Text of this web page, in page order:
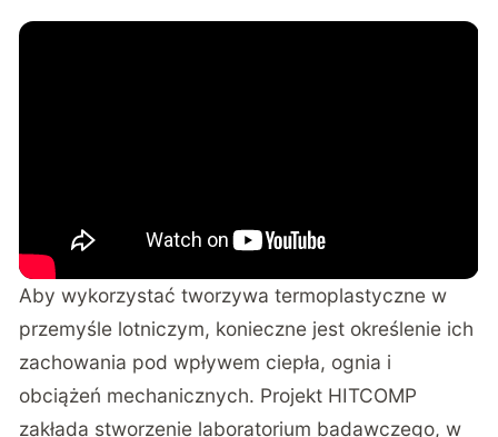
Aby wykorzystać tworzywa termoplastyczne w
przemyśle lotniczym, konieczne jest określenie ich
zachowania pod wpływem ciepła, ognia i
obciążeń mechanicznych. Projekt HITCOMP
zakłada stworzenie laboratorium badawczego, w